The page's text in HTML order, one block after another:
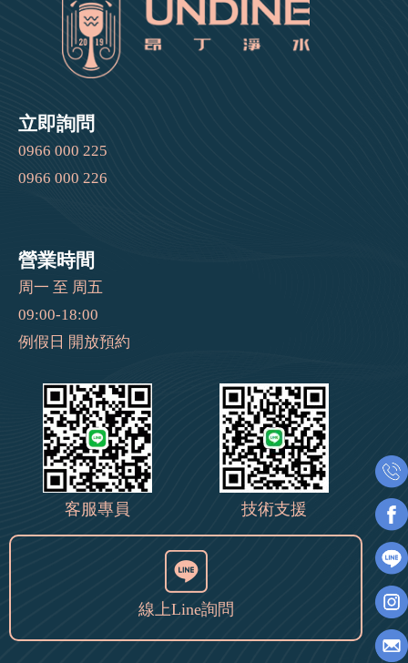
立即詢問
0966 000 225
0966 000 226
營業時間
周一 至 周五
09:00-18:00
例假日 開放預約
客服專員 技術支援
線上Line詢問